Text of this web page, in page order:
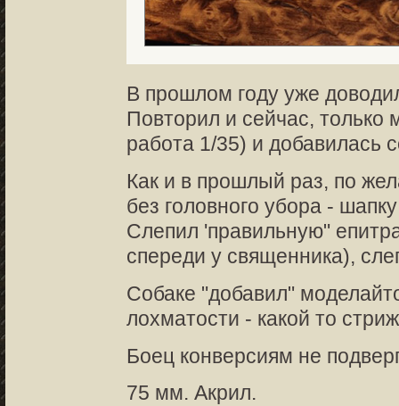
В прошлом году уже
Повторил и сейчас,
работа 1/35) и добавилась
Как и в прошлый раз, по
без головного убора -
Слепил 'правильную"
спереди у священника),
Собаке "добавил"
лохматости - какой то
Боец конверсиям не
75 мм. Акрил.